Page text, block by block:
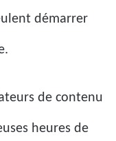
démarrer
de contenu
heures de